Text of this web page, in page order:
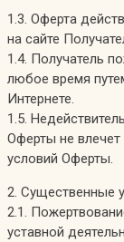
1.3. Оферта
на сайте
1.4. Получатель
любое время
Интернете.
1.5.
Оферты не влечет
условий Оферты.
2. Существенные
2.1.
уставной